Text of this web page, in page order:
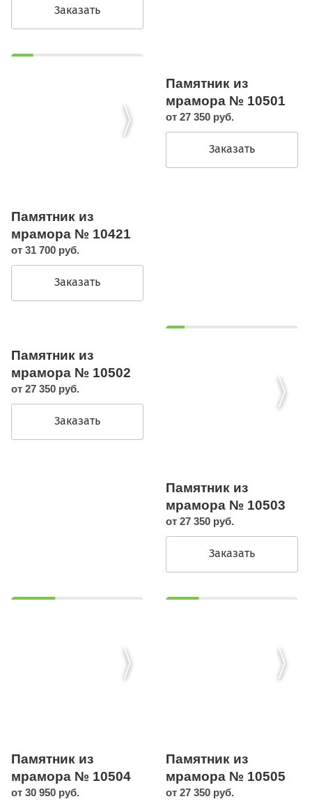
Заказать
Памятник из
мрамора № 10421
от 31 700 руб.
Заказать
Памятник из
мрамора № 10501
от 27 350 руб.
Заказать
Памятник из
мрамора № 10502
от 27 350 руб.
Заказать
Памятник из
мрамора № 10503
от 27 350 руб.
Заказать
Памятник из
мрамора № 10504
от 30 950 руб.
Памятник из
мрамора № 10505
от 27 350 руб.